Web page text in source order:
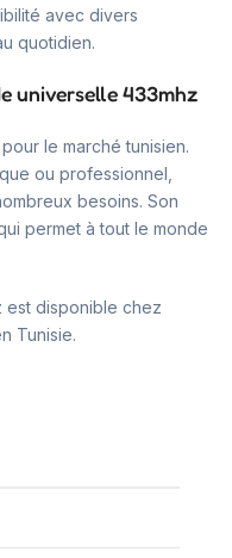
avec divers
quotidien.
universelle 433mhz
le marché tunisien.
ou professionnel,
besoins. Son
permet à tout le monde
est disponible chez
Tunisie.